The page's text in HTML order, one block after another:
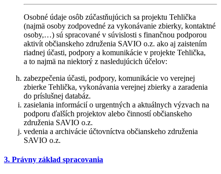
Osobné údaje osôb zúčastňujúcich sa projektu Tehlička
(najmä osoby zodpovedné za vykonávanie zbierky, kontaktné
osoby,…) sú spracované v súvislosti s finančnou podporou
aktivít občianskeho združenia SAVIO o.z. ako aj zaistením
riadnej účasti, podpory a komunikácie v projekte Tehlička,
a to najmä na niektorý z nasledujúcich účelov:
zabezpečenia účasti, podpory, komunikácie vo verejnej
zbierke Tehlička, vykonávania verejnej zbierky a zaradenia
do príslušnej databáz.
zasielania informácií o urgentných a aktuálnych výzvach na
podporu ďalších projektov alebo činností občianskeho
združenia SAVIO o.z.
vedenia a archivácie účtovníctva občianskeho združenia
SAVIO o.z.
3. Právny základ spracovania